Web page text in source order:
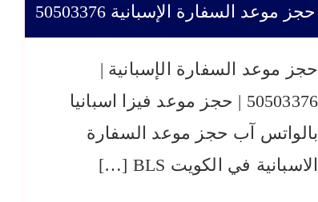
حجز موعد السفارة الإسبانية ‎50503376
حجز موعد السفارة الإسبانية |
50503376 | حجز موعد فيزا اسبانيا
بالواتس آب حجز موعد السفارة
الاسبانية في الكويت BLS […]